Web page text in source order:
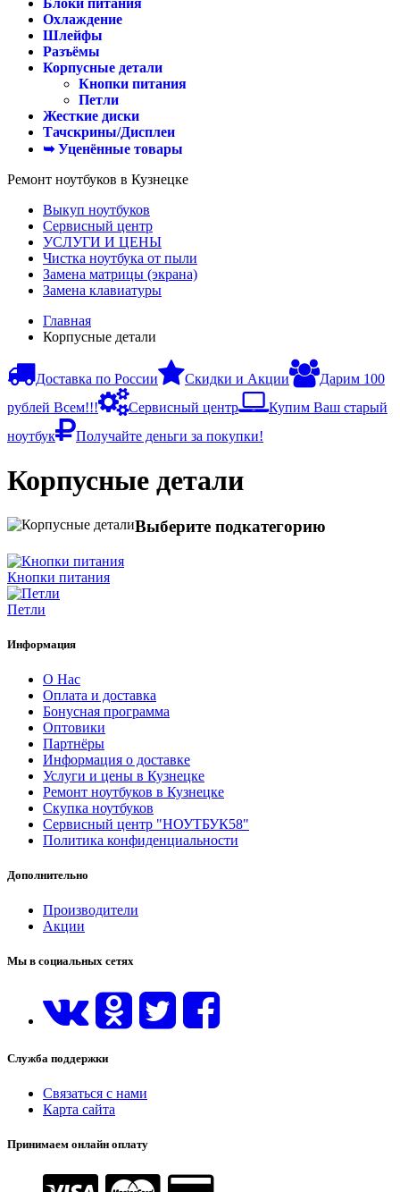
Блоки питания
Охлаждение
Шлейфы
Разъёмы
Корпусные детали
Кнопки питания
Петли
Жесткие диски
Тачскрины/Дисплеи
➥ Уценённые товары
Ремонт ноутбуков в Кузнецке
Выкуп ноутбуков
Сервисный центр
УСЛУГИ И ЦЕНЫ
Чистка ноутбука от пыли
Замена матрицы (экрана)
Замена клавиатуры
Главная
Корпусные детали
Доставка по России Скидки и Акции
Дарим 100
рублей Всем!!!
Сервисный центр
Купим Ваш старый
ноутбук
Получайте деньги за покупки!
Корпусные детали
Выберите подкатегорию
Кнопки питания
Петли
Информация
О Нас
Оплата и доставка
Бонусная программа
Оптовики
Партнёры
Информация о доставке
Услуги и цены в Кузнецке
Ремонт ноутбуков в Кузнецке
Скупка ноутбуков
Сервисный центр "НОУТБУК58"
Политика конфиденциальности
Дополнительно
Производители
Акции
Мы в социальных сетях
Служба поддержки
Связаться с нами
Карта сайта
Принимаем онлайн оплату